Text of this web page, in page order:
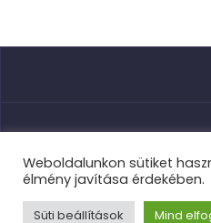
Weboldalunkon sütiket
élmény javítása érdekében.
Süti beállítások Mind